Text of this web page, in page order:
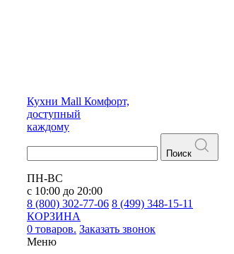
Кухни Mall Комфорт,
доступный
каждому
Поиск
ПН-ВС
с 10:00 до 20:00
8 (800) 302-77-06 8 (499) 348-15-11
КОРЗИНА
0 товаров. Заказать звонок
Меню